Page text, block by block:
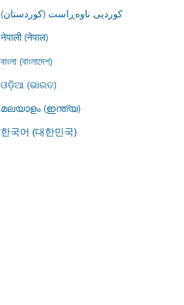
کوردیی ناوەڕاست (کوردستان)
नेपाली (नेपाल)
বাংলা (বাংলাদেশ)
ଓଡ଼ିଆ (ଭାରତ)
മലയാളം (ഇന്ത്യ)
한국어 (대한민국)